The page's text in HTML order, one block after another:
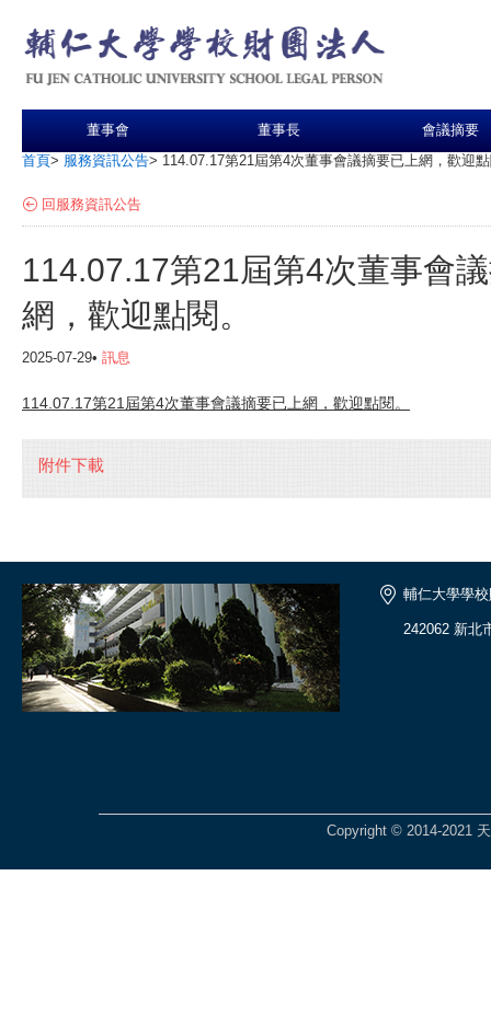
董事會 董事長 會議摘要
首頁> 服務資訊公告> 114.07.17第21屆第4次董事會議摘要已上網，歡迎
回服務資訊公告
114.07.17第21屆第4次董事會
網，歡迎點閱。
2025-07-29• 訊息
114.07.17第21屆第4次董事會議摘要已上網，歡迎點閱。
附件下載
輔仁大學學
242062 新北
Copyright © 2014-2021